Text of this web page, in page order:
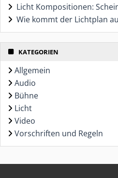
Licht Kompositionen:
Wie kommt der Lichtplan
KATEGORIEN
Allgemein
Audio
Bühne
Licht
Video
Vorschriften und Regeln